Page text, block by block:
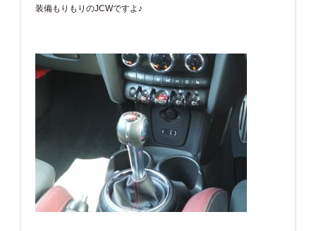
装備もりもりのJCWですよ♪